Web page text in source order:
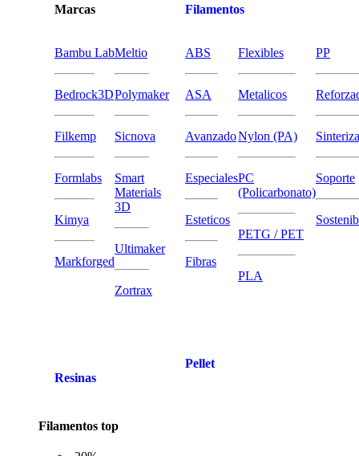
Marcas
Bambu Lab
Bedrock3D
Filkemp
Formlabs
Kimya
Markforged
Meltio
Polymaker
Sicnova
Smart
Materials
3D
Ultimaker
Zortrax
Resinas
Filamentos
ABS
ASA
Avanzado
Especiales
Esteticos
Fibras
Flexibles
Metalicos
Nylon (PA)
PC
(Policarbonato)
PETG / PET
PLA
PP
Soporte
Pellet
Filamentos top